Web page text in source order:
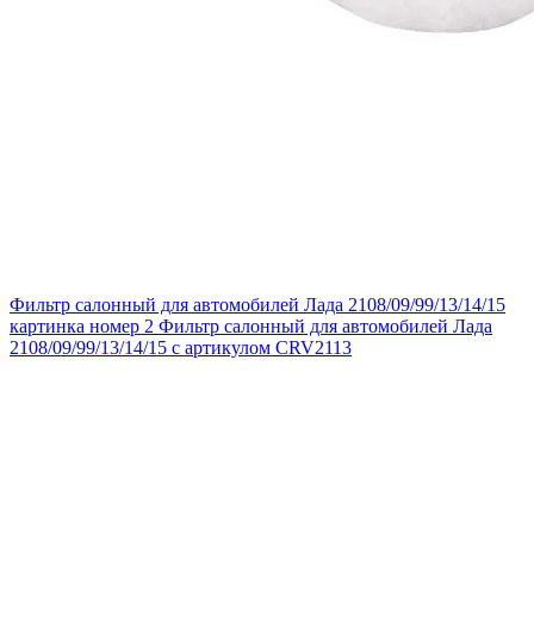
Фильтр салонный для автомобилей Лада 2108/09/99/13/14/15
картинка номер 2 Фильтр салонный для автомобилей Лада
2108/09/99/13/14/15 с артикулом CRV2113